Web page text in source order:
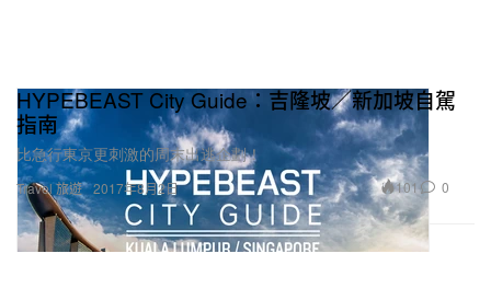
Travel 旅遊
HYPEBEAST City Guide：吉隆坡／新加坡自駕
指南
比急行東京更刺激的周末出逃企劃！
2017年8月2日 101 0